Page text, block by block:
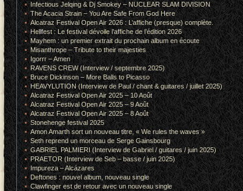
Infectious Jelqing & Dj Smokey – NUCLEAR SLAM DIVISION
The Acacia Strain – You Are Safe From God Here
Alcatraz Festival Open Air 2026 : L’affiche (presque) complète.
Hellfest : Le festival dévoile l’affiche de l’édition 2026
Mayhem : un premier extrait du prochain album en écoute
Misanthrope – Tribute to their majesties
Igorrr – Amen
RAVENS CREW (Interview / septembre 2025)
Bruce Dickinson – More Balls to Picasso
HEAVYLUTION (Interview de Paul / chant & guitares / juillet 2025)
Alcatraz Festival Open Air 2025 – 10 Août
Alcatraz Festival Open Air 2025 – 9 Août
Alcatraz Festival Open Air 2025 – 8 Août
Stonehenge festival 2025
Amon Amarth sort un nouveau titre, « We rules the waves »
Seth reprend un morceau de Serge Gainsbourg
GABRIEL PALMIERI (Interview de Gabriel / guitares / juin 2025)
PRAETOR (Interview de Seb – basse / juin 2025)
Impureza – Alcázares
Deftones : nouvel album, nouveau single
Clawfinger est de retour avec un nouveau single